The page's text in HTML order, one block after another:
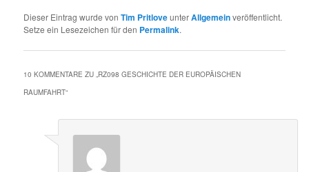
Dieser Eintrag wurde vonTim PritloveunterAllgemeinveröffentlicht.
Setze ein Lesezeichen für den Permalink.
10 KOMMENTARE ZU „RZ098 GESCHICHTE DER EUROPÄISCHEN
RAUMFAHRT“